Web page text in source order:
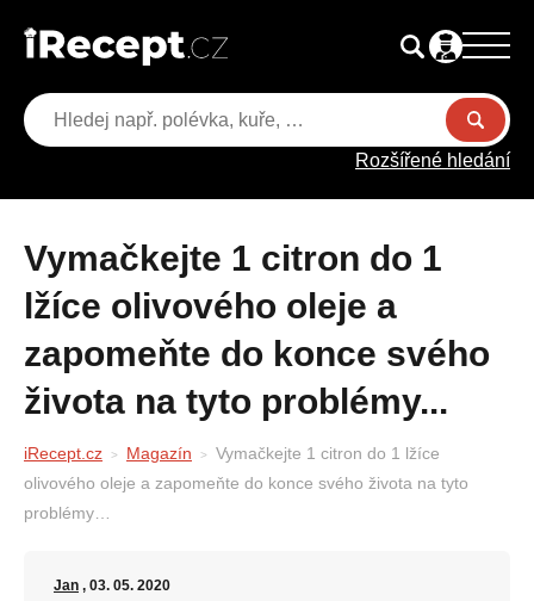
Rozšířené hledání
Vymačkejte 1 citron do 1
lžíce olivového oleje a
zapomeňte do konce svého
života na tyto problémy...
iRecept.cz Magazín
Vymačkejte 1 citron do 1 lžíce
olivového oleje a zapomeňte do konce svého života na tyto
problémy…
Jan , 03. 05. 2020